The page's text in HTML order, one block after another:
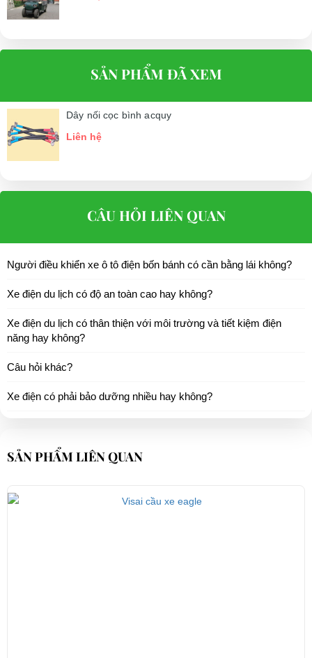
SẢN PHẨM ĐÃ XEM
Dây nối cọc bình acquy
Liên hệ
CÂU HỎI LIÊN QUAN
Người điều khiển xe ô tô điện bốn bánh có cần bằng lái không?
Xe điện du lịch có độ an toàn cao hay không?
Xe điện du lịch có thân thiện với môi trường và tiết kiệm điện
năng hay không?
Câu hỏi khác?
Xe điện có phải bảo dưỡng nhiều hay không?
SẢN PHẨM LIÊN QUAN